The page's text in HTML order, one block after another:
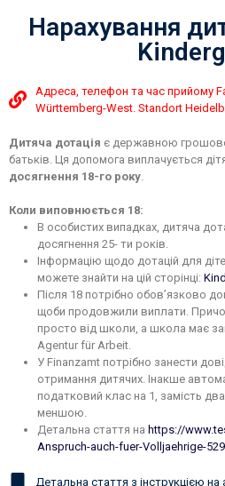
Нарахування
Адреса, телефон та час прийому
Württemberg-West. Standort
Дитяча дотація є державною
батьків. Ця допомога виплачується
досягнення 18-го року.
Коли виповнюється 18:
В особистих випадках, дитяча
досягнення 25- ти років.
Інформацію щодо дотацій для
можете знайти на цій сторінці:
Після 18 потрібно обов’язково
щоби продовжили виплати.
просто від школи, а школа має
Agentur für Arbeit.
У Finanzamt потрібно занести
отримання дитячих. Інакше
податковий клас на 1, замість
меншою.
Детальна стаття на https://
Anspruch-auch-fuer-Volljaehrige-
Детальна стаття з інструкцією